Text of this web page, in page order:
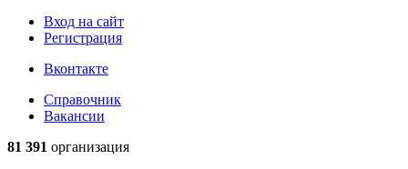
Вход на сайт
Регистрация
Вконтакте
Справочник
Вакансии
81 391 организация